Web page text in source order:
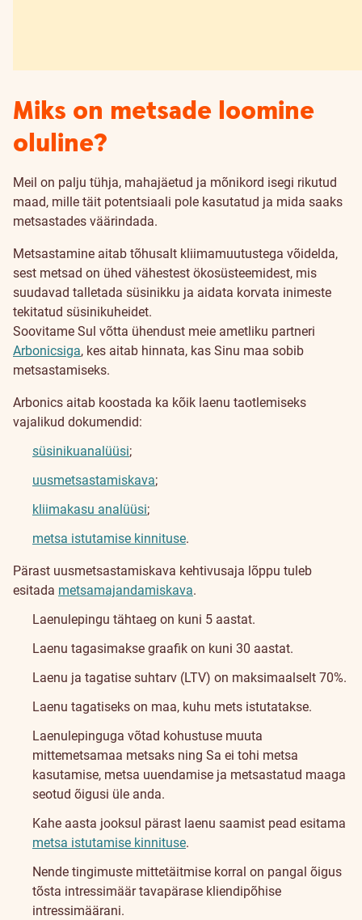
Miks on metsade loomine
oluline?
Meil on palju tühja, mahajäetud ja mõnikord isegi rikutud
maad, mille täit potentsiaali pole kasutatud ja mida saaks
metsastades väärindada.
Metsastamine aitab tõhusalt kliimamuutustega võidelda,
sest metsad on ühed vähestest ökosüsteemidest, mis
suudavad talletada süsinikku ja aidata korvata inimeste
tekitatud süsinikuheidet.
Soovitame Sul võtta ühendust meie ametliku partneri
Arbonicsiga, kes aitab hinnata, kas Sinu maa sobib
metsastamiseks.
Arbonics aitab koostada ka kõik laenu taotlemiseks
vajalikud dokumendid:
süsinikuanalüüsi;
uusmetsastamiskava;
kliimakasu analüüsi;
metsa istutamise kinnituse.
Pärast uusmetsastamiskava kehtivusaja lõppu tuleb
esitada metsamajandamiskava.
Laenulepingu tähtaeg on kuni 5 aastat.
Laenu tagasimakse graafik on kuni 30 aastat.
Laenu ja tagatise suhtarv (LTV) on maksimaalselt 70%.
Laenu tagatiseks on maa, kuhu mets istutatakse.
Laenulepinguga võtad kohustuse muuta
mittemetsamaa metsaks ning Sa ei tohi metsa
kasutamise, metsa uuendamise ja metsastatud maaga
seotud õigusi üle anda.
Kahe aasta jooksul pärast laenu saamist pead esitama
metsa istutamise kinnituse.
Nende tingimuste mittetäitmise korral on pangal õigus
tõsta intressimäär tavapärase kliendipõhise
intressimäärani.